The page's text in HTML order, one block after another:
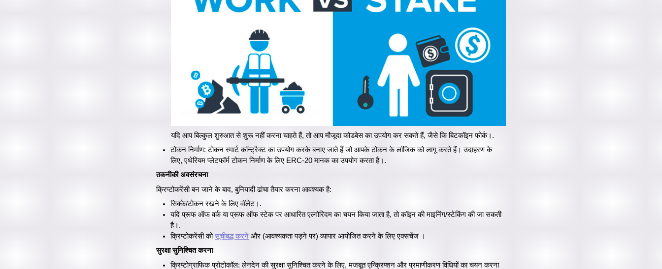
यदि आप बिल्कुल शुरुआत से शुरू नहीं करना चाहते हैं, तो आप मौजूदा कोडबेस का उपयोग कर सकते हैं, जैसे कि बिटकॉइन फोर्क।.
टोकन निर्माण: टोकन स्मार्ट कॉन्ट्रैक्ट का उपयोग करके बनाए जाते हैं जो आपके टोकन के लॉजिक को लागू करते हैं। उदाहरण के
लिए, एथेरियम प्लेटफॉर्म टोकन निर्माण के लिए ERC-20 मानक का उपयोग करता है।.
तकनीकी अवसंरचना
क्रिप्टोकरेंसी बन जाने के बाद, बुनियादी ढांचा तैयार करना आवश्यक है:
सिक्के/टोकन रखने के लिए वॉलेट।.
यदि प्रूफ ऑफ वर्क या प्रूफ ऑफ स्टेक पर आधारित एल्गोरिदम का चयन किया जाता है, तो कॉइन की माइनिंग/स्टेकिंग की जा सकती
है।.
क्रिप्टोकरेंसी कोसूचीबद्ध करने और (आवश्यकता पड़ने पर) व्यापार आयोजित करने के लिए एक्सचेंज ।
सुरक्षा सुनिश्चित करना
क्रिप्टोग्राफिक प्रोटोकॉल: लेनदेन की सुरक्षा सुनिश्चित करने के लिए, मजबूत एन्क्रिप्शन और प्रमाणीकरण विधियों का चयन करना